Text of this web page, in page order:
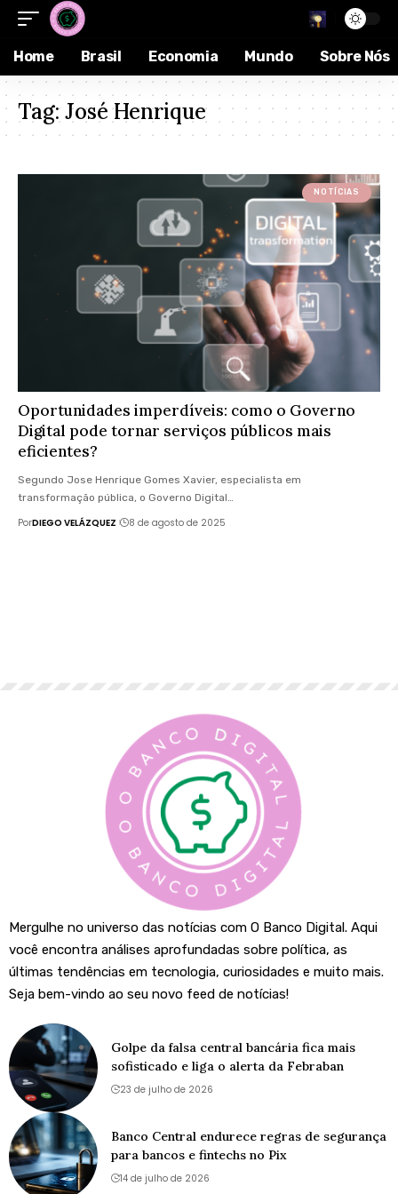
Home Brasil Economia Mundo Sobre Nós
Tag:José Henrique
NOTÍCIAS
Oportunidades imperdíveis: como o Governo
Digital pode tornar serviços públicos mais
eficientes?
Segundo Jose Henrique Gomes Xavier, especialista em
transformação pública, o Governo Digital…
PorDIEGO VELÁZQUEZ 8 de agosto de 2025
Mergulhe no universo das notícias com O Banco Digital. Aqui
você encontra análises aprofundadas sobre política, as
últimas tendências em tecnologia, curiosidades e muito mais.
Seja bem-vindo ao seu novo feed de notícias!
Golpe da falsa central bancária fica mais
sofisticado e liga o alerta da Febraban
23 de julho de 2026
Banco Central endurece regras de segurança
para bancos e fintechs no Pix
14 de julho de 2026